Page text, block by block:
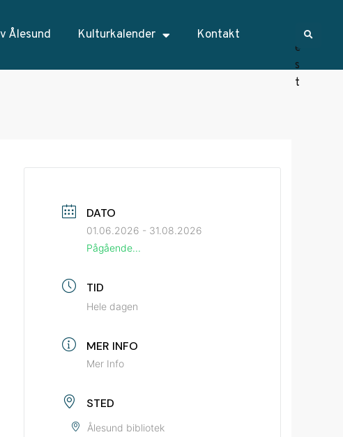
Ålesund Kulturkalender Kontakt
DATO
01.06.2026 - 31.08.2026
Pågående...
TID
Hele dagen
MER INFO
Mer Info
STED
Ålesund bibliotek